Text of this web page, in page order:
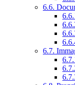
6.6.
6.7.